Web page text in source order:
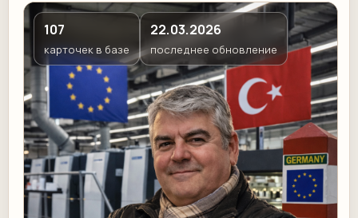
107
карточек в базе
22.03.2026
последнее обновление